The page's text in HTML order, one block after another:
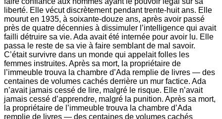
liberté. Elle vécut discrètement pendant trente-huit ans. Elle
mourut en 1935, à soixante-douze ans, après avoir passé
près de quatre décennies à dissimuler l’intelligence qui avait
failli détruire sa vie. Ada avait été internée pour avoir lu. Elle
passa le reste de sa vie à faire semblant de mal savoir.
C’était survivre dans un monde qui appelait folles les
femmes instruites. Après sa mort, la propriétaire de
l’immeuble trouva la chambre d’Ada remplie de livres — des
centaines de volumes cachés derrière un mur factice. Ada
n’avait jamais cessé de lire, malgré le risque. Elle n’avait
jamais cessé d’apprendre, malgré la punition. Après sa mort,
la propriétaire de l’immeuble trouva la chambre d’Ada
remplie de livres — des centaines de volumes cachés